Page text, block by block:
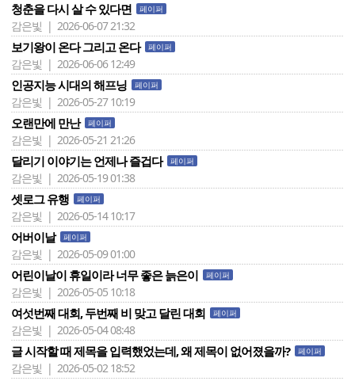
청춘을 다시 살 수 있다면 페이퍼
감은빛 | 2026-06-07 21:32
보기왕이 온다 그리고 온다 페이퍼
감은빛 | 2026-06-06 12:49
인공지능 시대의 해프닝 페이퍼
감은빛 | 2026-05-27 10:19
오랜만에 만난 페이퍼
감은빛 | 2026-05-21 21:26
달리기 이야기는 언제나 즐겁다 페이퍼
감은빛 | 2026-05-19 01:38
셋로그 유행 페이퍼
감은빛 | 2026-05-14 10:17
어버이날 페이퍼
감은빛 | 2026-05-09 01:00
어린이날이 휴일이라 너무 좋은 늙은이 페이퍼
감은빛 | 2026-05-05 10:18
여섯번째 대회, 두번째 비 맞고 달린 대회 페이퍼
감은빛 | 2026-05-04 08:48
글 시작할 때 제목을 입력했었는데, 왜 제목이 없어졌을까? 페이퍼
감은빛 | 2026-05-02 18:52